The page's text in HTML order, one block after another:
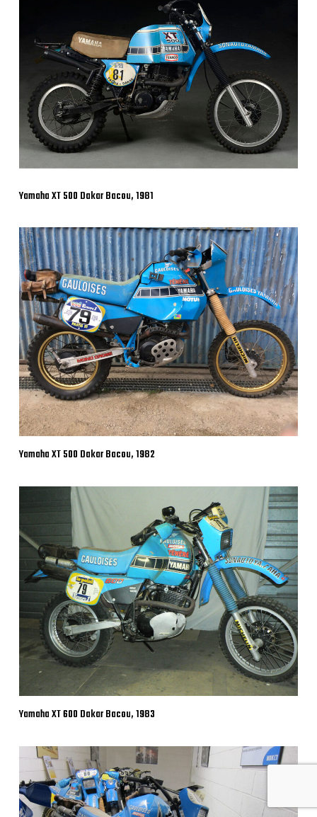
Yamaha XT 500 Dakar Bacou, 1981
Yamaha XT 500 Dakar Bacou, 1982
Yamaha XT 600 Dakar Bacou, 1983